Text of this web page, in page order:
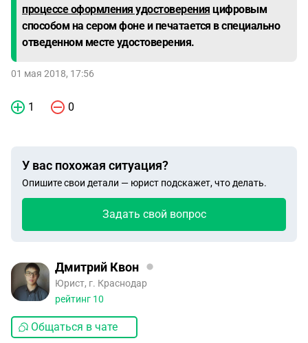
процессе оформления удостоверения цифровым
способом на сером фоне и печатается в специально
отведенном месте удостоверения.
01 мая 2018, 17:56
1 0
У вас похожая ситуация?
Опишите свои детали — юрист подскажет, что делать.
Задать свой вопрос
Дмитрий Квон
Юрист, г. Краснодар
рейтинг 10
Общаться в чате